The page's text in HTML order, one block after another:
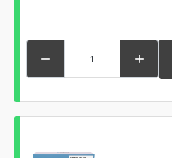
 